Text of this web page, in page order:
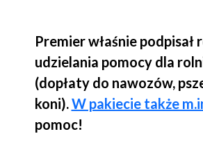
Premier właśnie
udzielania pomocy dla
(dopłaty do nawozów,
koni).W pakiecie także
pomoc!